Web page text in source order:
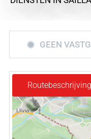
GEEN
Routebeschrijving